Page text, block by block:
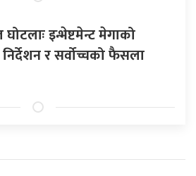
इन्भेष्टमेन्ट मेगाको
र सर्वोच्चको फैसला